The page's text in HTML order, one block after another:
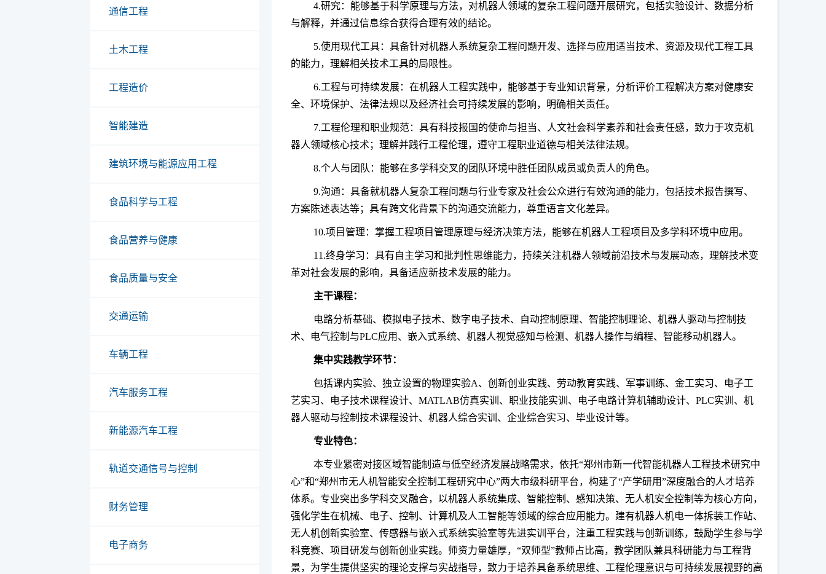
通信工程
土木工程
工程造价
智能建造
建筑环境与能源应用工程
食品科学与工程
食品营养与健康
食品质量与安全
交通运输
车辆工程
汽车服务工程
新能源汽车工程
轨道交通信号与控制
财务管理
电子商务
4.研究：能够基于科学原理与方法，对机器人领域的复杂工程问题开展研究，包括实验设计、数据分析
与解释，并通过信息综合获得合理有效的结论。
5.使用现代工具：具备针对机器人系统复杂工程问题开发、选择与应用适当技术、资源及现代工程工具
的能力，理解相关技术工具的局限性。
6.工程与可持续发展：在机器人工程实践中，能够基于专业知识背景，分析评价工程解决方案对健康安
全、环境保护、法律法规以及经济社会可持续发展的影响，明确相关责任。
7.工程伦理和职业规范：具有科技报国的使命与担当、人文社会科学素养和社会责任感，致力于攻克机
器人领域核心技术；理解并践行工程伦理，遵守工程职业道德与相关法律法规。
8.个人与团队：能够在多学科交叉的团队环境中胜任团队成员或负责人的角色。
9.沟通：具备就机器人复杂工程问题与行业专家及社会公众进行有效沟通的能力，包括技术报告撰写、
方案陈述表达等；具有跨文化背景下的沟通交流能力，尊重语言文化差异。
10.项目管理：掌握工程项目管理原理与经济决策方法，能够在机器人工程项目及多学科环境中应用。
11.终身学习：具有自主学习和批判性思维能力，持续关注机器人领域前沿技术与发展动态，理解技术变
革对社会发展的影响，具备适应新技术发展的能力。
主干课程：
电路分析基础、模拟电子技术、数字电子技术、自动控制原理、智能控制理论、机器人驱动与控制技
术、电气控制与PLC应用、嵌入式系统、机器人视觉感知与检测、机器人操作与编程、智能移动机器人。
集中实践教学环节：
包括课内实验、独立设置的物理实验A、创新创业实践、劳动教育实践、军事训练、金工实习、电子工
艺实习、电子技术课程设计、MATLAB仿真实训、职业技能实训、电子电路计算机辅助设计、PLC实训、机
器人驱动与控制技术课程设计、机器人综合实训、企业综合实习、毕业设计等。
专业特色：
本专业紧密对接区域智能制造与低空经济发展战略需求，依托“郑州市新一代智能机器人工程技术研究中
心”和“郑州市无人机智能安全控制工程研究中心”两大市级科研平台，构建了“产学研用”深度融合的人才培养
体系。专业突出多学科交叉融合，以机器人系统集成、智能控制、感知决策、无人机安全控制等为核心方向，
强化学生在机械、电子、控制、计算机及人工智能等领域的综合应用能力。建有机器人机电一体拆装工作站、
无人机创新实验室、传感器与嵌入式系统实验室等先进实训平台，注重工程实践与创新训练，鼓励学生参与学
科竞赛、项目研发与创新创业实践。师资力量雄厚，“双师型”教师占比高，教学团队兼具科研能力与工程背
景，为学生提供坚实的理论支撑与实战指导，致力于培养具备系统思维、工程伦理意识与可持续发展视野的高